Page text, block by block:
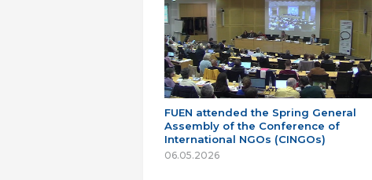
FUEN attended the Spring General
Assembly of the Conference of
International NGOs (CINGOs)
06.05.2026